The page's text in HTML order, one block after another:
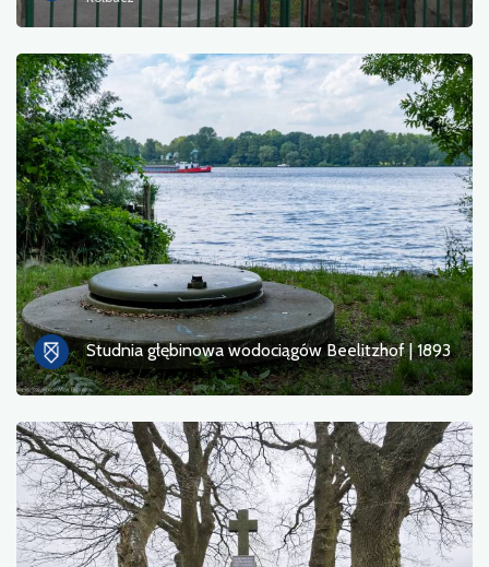
Studnia głębinowa wodociągów Beelitzhof | 1893
Przeprawa promowa
Przyroda
Przystanek kolejowy
Punkt widokowy
Serwis rowerowy i stacja napraw
Sport i rekreacja
Woda
Zabytek
Zabytkowe kościoły
Zdjęcia
Inne